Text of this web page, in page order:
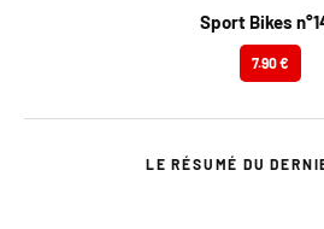
Sport Bikes
7.90 €
LE RÉSUMÉ DU